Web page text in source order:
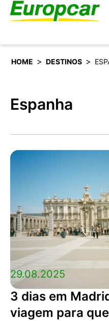
Português
HOME > DESTINOS >
Espanha
29.08.2025
3 dias em
viagem para